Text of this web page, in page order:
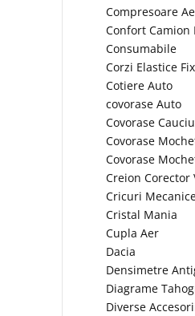
Compresoare
Confort
Consumabile
Corzi Elastice
Cotiere Auto
covorase Auto
Covorase
Covorase
Covorase
Creion Corector
Cricuri
Cristal Mania
Cupla Aer
Dacia
Densimetre
Diagrame
Diverse